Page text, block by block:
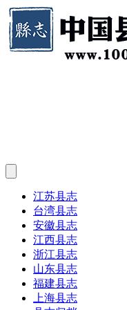
江苏县志
台湾县志
安徽县志
江西县志
浙江县志
山东县志
福建县志
上海县志